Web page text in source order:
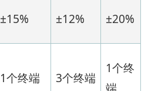
±15% ±12% ±20%
1个终端 3个终端
1个终
端